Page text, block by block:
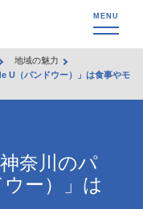
地域の魅力
U（パンドウー）」は食事やモ
奈川のパ
ー）」は